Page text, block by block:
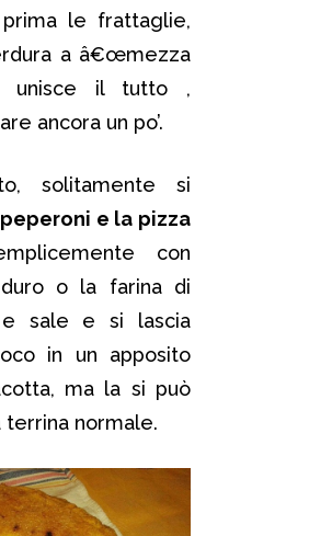
le frattaglie,
a â€œmezza
unisce il tutto ,
ancora un po’.
solitamente si
e la pizza
con
o la farina di
e sale e si lascia
in un apposito
ma la si può
terrina normale.